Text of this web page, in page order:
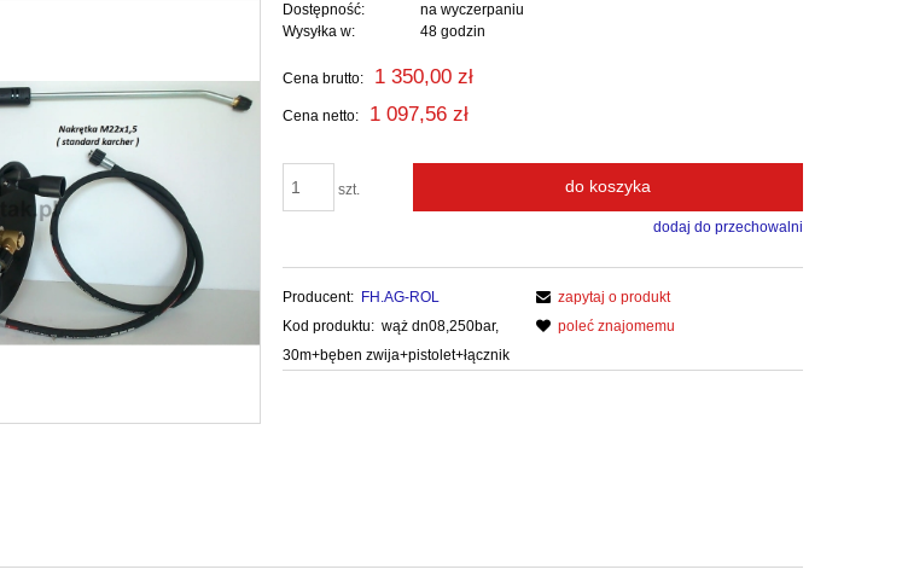
Dostępność:
na wyczerpaniu
Wysyłka w:
48 godzin
Cena brutto: 1 350,00 zł
Cena netto: 1 097,56 zł
szt. do koszyka
dodaj do przechowalni
Producent: FH.AG-ROL
Kod produktu: wąż dn08,250bar,
30m+bęben zwija+pistolet+łącznik
zapytaj o produkt
poleć znajomemu